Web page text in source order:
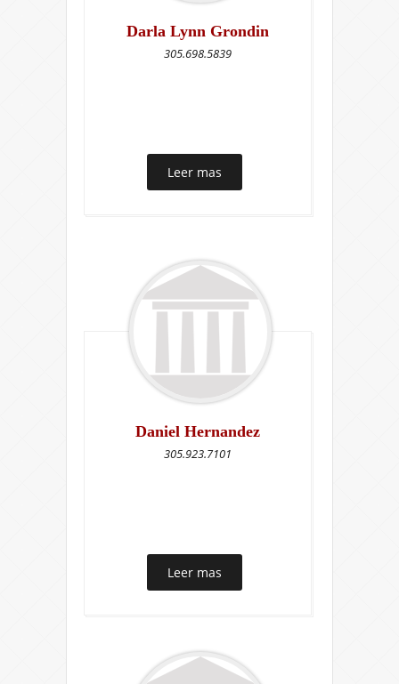
Darla Lynn Grondin
305.698.5839
Leer mas
Daniel Hernandez
305.923.7101
Leer mas